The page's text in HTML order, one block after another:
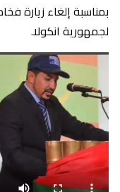
بمناسبة إلغاء زيارة
لجمهورية انكولا.